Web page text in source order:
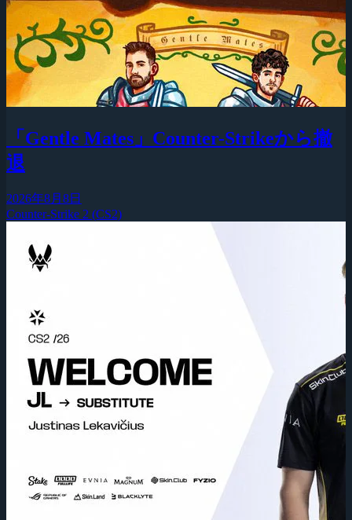
「Gentle Mates」Counter-Strikeから撤
退
2026年8月8日
Counter-Strike 2 (CS2)